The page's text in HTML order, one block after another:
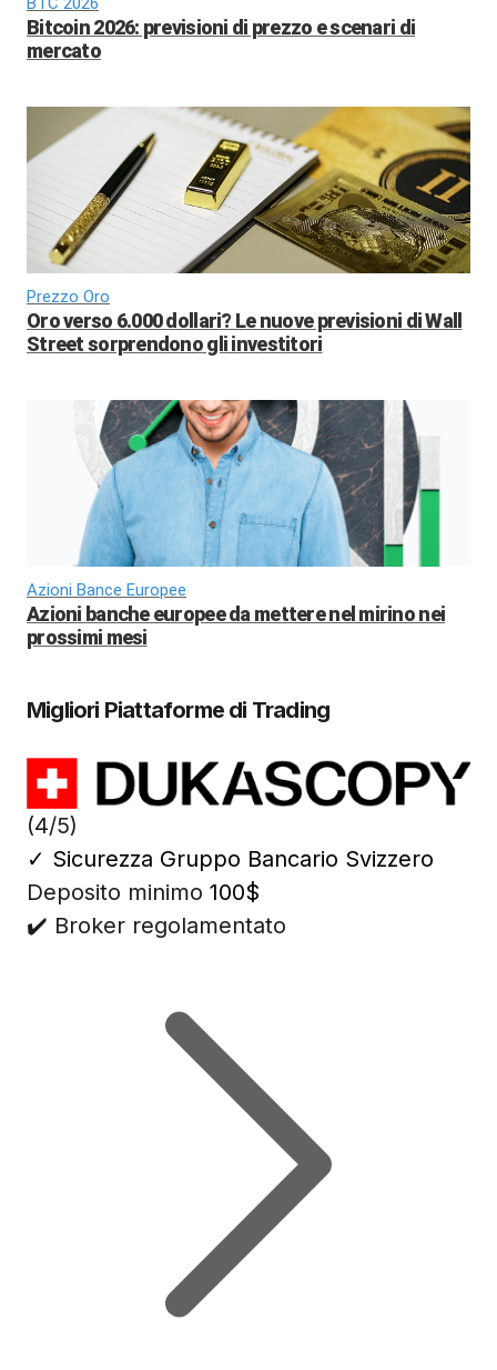
Bitcoin 2026: previsioni di prezzo e scenari di
mercato
Prezzo Oro
Oro verso 6.000 dollari? Le nuove previsioni di Wall
Street sorprendono gli investitori
Azioni Bance Europee
Azioni banche europee da mettere nel mirino nei
prossimi mesi
Migliori Piattaforme di Trading
(4/5)
✓ Sicurezza Gruppo Bancario Svizzero
Deposito minimo 100$
✔️ Broker regolamentato